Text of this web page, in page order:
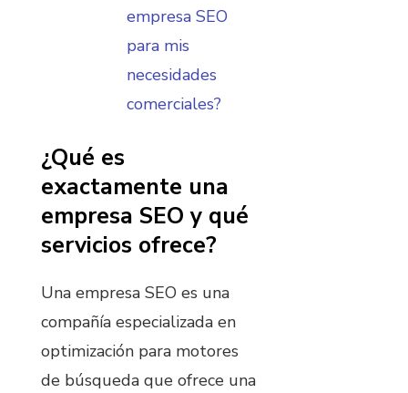
empresa SEO
para mis
necesidades
comerciales?
¿Qué es
exactamente una
empresa SEO y qué
servicios ofrece?
Una empresa SEO es una
compañía especializada en
optimización para motores
de búsqueda que ofrece una